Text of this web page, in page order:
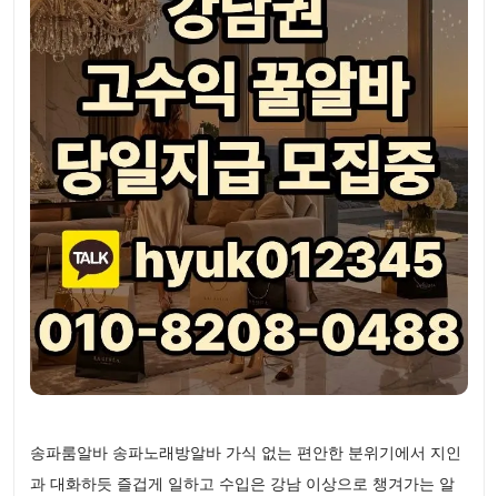
송파룸알바 송파노래방알바 가식 없는 편안한 분위기에서 지인
과 대화하듯 즐겁게 일하고 수입은 강남 이상으로 챙겨가는 알